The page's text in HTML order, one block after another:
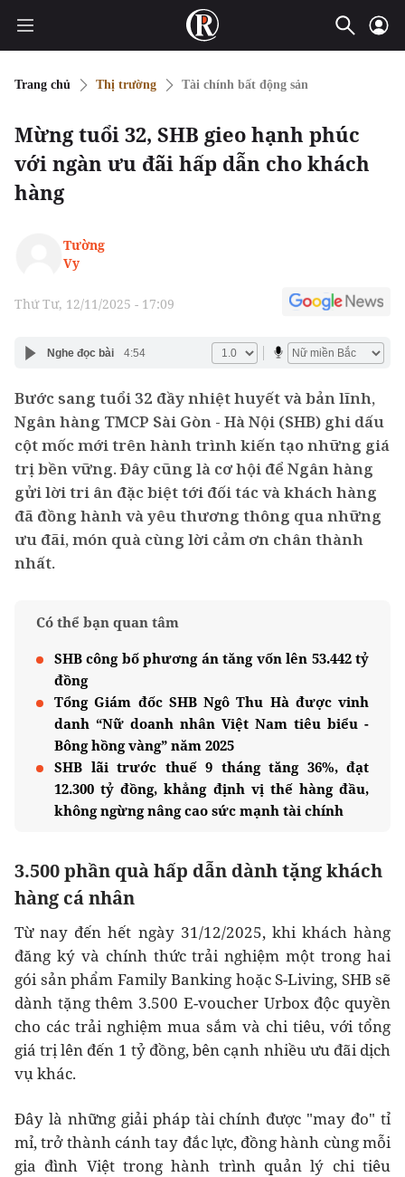
Trang chủ Thị trường Tài chính bất động sản
Mừng tuổi 32, SHB gieo hạnh phúc
với ngàn ưu đãi hấp dẫn cho khách
hàng
Tường
Vy
Thứ Tư, 12/11/2025 - 17:09
Nghe đọc bài 4:54
Bước sang tuổi 32 đầy nhiệt huyết và bản lĩnh,
Ngân hàng TMCP Sài Gòn - Hà Nội (SHB) ghi dấu
cột mốc mới trên hành trình kiến tạo những giá
trị bền vững. Đây cũng là cơ hội để Ngân hàng
gửi lời tri ân đặc biệt tới đối tác và khách hàng
đã đồng hành và yêu thương thông qua những
ưu đãi, món quà cùng lời cảm ơn chân thành
nhất.
Có thể bạn quan tâm
SHB công bố phương án tăng vốn lên 53.442 tỷ
đồng
Tổng Giám đốc SHB Ngô Thu Hà được vinh
danh “Nữ doanh nhân Việt Nam tiêu biểu -
Bông hồng vàng” năm 2025
SHB lãi trước thuế 9 tháng tăng 36%, đạt
12.300 tỷ đồng, khẳng định vị thế hàng đầu,
không ngừng nâng cao sức mạnh tài chính
3.500 phần quà hấp dẫn dành tặng khách
hàng cá nhân
Từ nay đến hết ngày 31/12/2025, khi khách hàng
đăng ký và chính thức trải nghiệm một trong hai
gói sản phẩm Family Banking hoặc S-Living, SHB sẽ
dành tặng thêm 3.500 E-voucher Urbox độc quyền
cho các trải nghiệm mua sắm và chi tiêu, với tổng
giá trị lên đến 1 tỷ đồng, bên cạnh nhiều ưu đãi dịch
vụ khác.
Đây là những giải pháp tài chính được "may đo" tỉ
mỉ, trở thành cánh tay đắc lực, đồng hành cùng mỗi
gia đình Việt trong hành trình quản lý chi tiêu